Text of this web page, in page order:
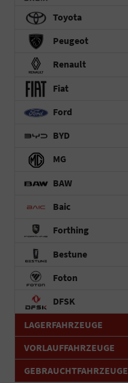
Toyota
Peugeot
Renault
Fiat
Ford
BYD
MG
BAW
Baic
Forthing
Bestune
Foton
DFSK
LAGERFAHRZEUGE
VORLAUFFAHRZEUGE
GEBRAUCHTFAHRZEUGE